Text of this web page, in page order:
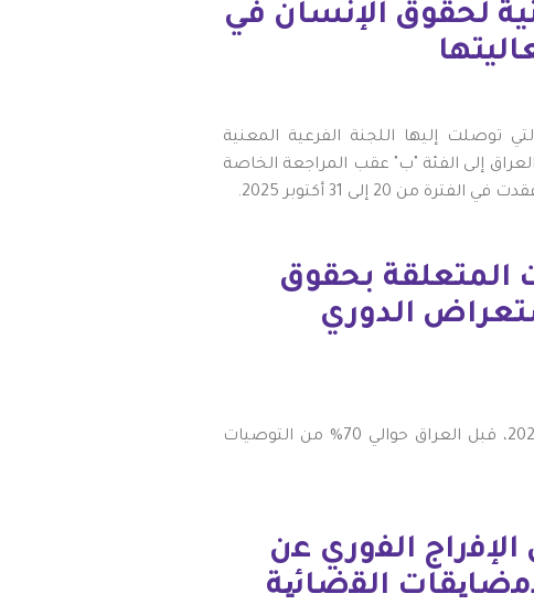
لحقوق الإنسان في
توصلت إليها اللجنة الفرعية المعنية
إلى الفئة "ب" عقب المراجعة الخاصة
20 إلى 31 أكتوبر 2025.
المتعلقة بحقوق
الدوري
عقب الاستعراض الدوري الشامل الرابع في يناير/كانون الثاني 2025، قبل العراق حوالي 70% من التوصيات
اﻹﻓراج اﻟﻔوري ﻋن
اﻟﻘﺿﺎﺋﯾﺔ